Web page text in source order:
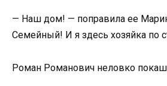
— Наш дом! — поправила ее
Семейный! И я здесь хозяйка по
Роман Романович неловко